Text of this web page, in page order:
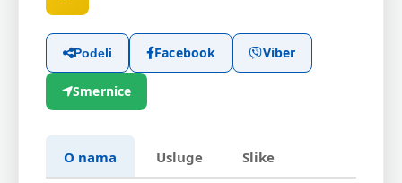
Podeli Facebook Viber
Smernice
O nama Usluge Slike